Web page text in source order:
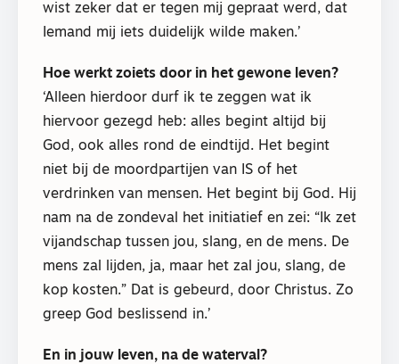
wist zeker dat er tegen mij gepraat werd, dat
Iemand mij iets duidelijk wilde maken.’
Hoe werkt zoiets door in het gewone leven?
‘Alleen hierdoor durf ik te zeggen wat ik
hiervoor gezegd heb: alles begint altijd bij
God, ook alles rond de eindtijd. Het begint
niet bij de moordpartijen van IS of het
verdrinken van mensen. Het begint bij God. Hij
nam na de zondeval het initiatief en zei: “Ik zet
vijandschap tussen jou, slang, en de mens. De
mens zal lijden, ja, maar het zal jou, slang, de
kop kosten.” Dat is gebeurd, door Christus. Zo
greep God beslissend in.’
En in jouw leven, na de waterval?